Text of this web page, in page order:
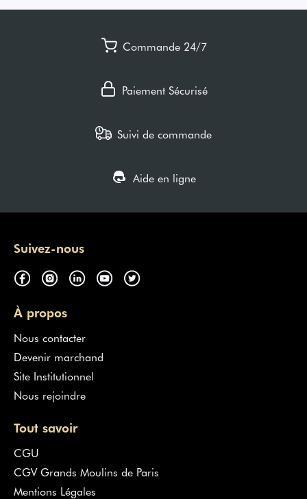
Commande 24/7
Paiement Sécurisé
Suivi de commande
Aide en ligne
Suivez-nous
À propos
Nous contacter
Devenir marchand
Site Institutionnel
Nous rejoindre
Tout savoir
CGU
CGV Grands Moulins de Paris
Mentions Légales